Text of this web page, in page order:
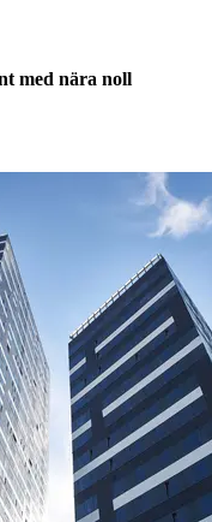
med nära noll